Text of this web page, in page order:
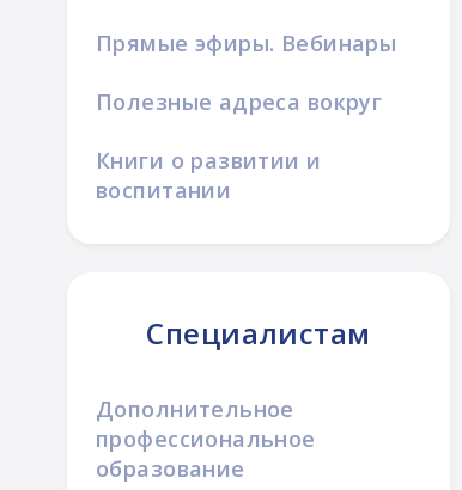
Прямые эфиры. Вебинары
Полезные адреса вокруг
Книги о развитии и
воспитании
Специалистам
Дополнительное
профессиональное
образование